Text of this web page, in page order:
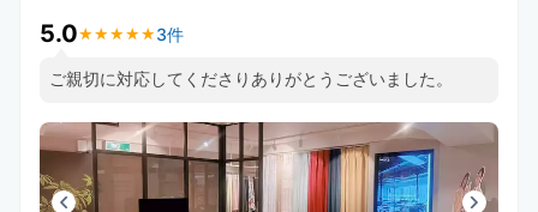
5.0★ ★ ★ ★ ★
★ ★ ★ ★ ★ 3件
ご親切に対応してくださりありがとうございました。